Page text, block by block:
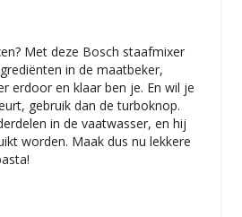
Met deze Bosch staafmixer
in de maatbeker,
erdoor en klaar ben je. En wil je
gebruik dan de turboknop.
in de vaatwasser, en hij
worden. Maak dus nu lekkere